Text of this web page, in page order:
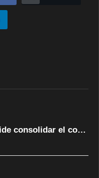
López Obrador pide consolidar el comercio en América ante crecimiento de Asia